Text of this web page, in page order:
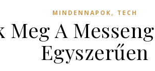
MINDENNAPOK, TECH
A
Egyszerűen